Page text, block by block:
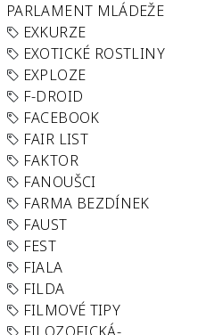
PARLAMENT MLÁDEŽE
EXKURZE
EXOTICKÉ ROSTLINY
EXPLOZE
F-DROID
FACEBOOK
FAIR LIST
FAKTOR
FANOUŠCI
FARMA BEZDÍNEK
FAUST
FEST
FIALA
FILDA
FILMOVÉ TIPY